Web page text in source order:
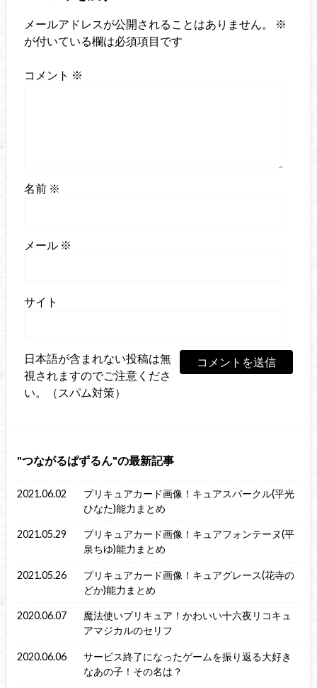
メールアドレスが公開されることはありません。
※
が付いている欄は必須項目です
コメント ※
名前 ※
メール ※
サイト
日本語が含まれない投稿は無
視されますのでご注意くださ
い。（スパム対策）
つながるぱずるん の最新記事
2021.06.02
プリキュアカード画像！キュアスパークル(平光
ひなた)能力まとめ
2021.05.29
プリキュアカード画像！キュアフォンテーヌ(平
泉ちゆ)能力まとめ
2021.05.26
プリキュアカード画像！キュアグレース(花寺の
どか)能力まとめ
2020.06.07
魔法使いプリキュア！かわいい十六夜リコキュ
アマジカルのセリフ
2020.06.06
サービス終了になったゲームを振り返る大好き
なあの子！その名は？